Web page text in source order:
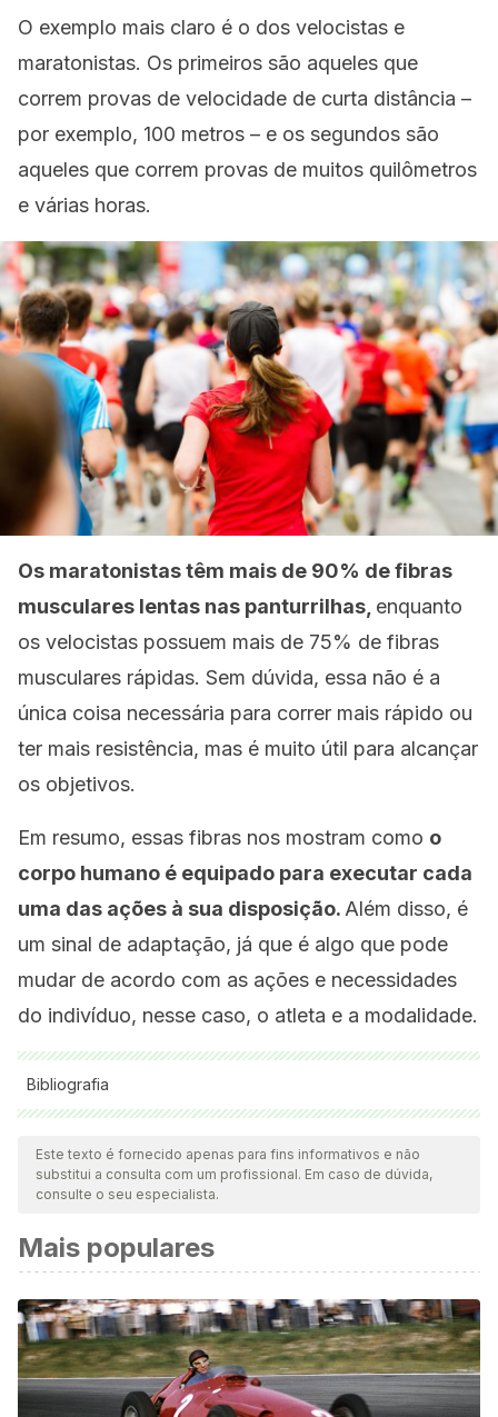
O exemplo mais claro é o dos velocistas e
maratonistas. Os primeiros são aqueles que
correm provas de velocidade de curta distância –
por exemplo, 100 metros – e os segundos são
aqueles que correm provas de muitos quilômetros
e várias horas.
Os maratonistas têm mais de 90% de fibras
musculares lentas nas panturrilhas, enquanto
os velocistas possuem mais de 75% de fibras
musculares rápidas. Sem dúvida, essa não é a
única coisa necessária para correr mais rápido ou
ter mais resistência, mas é muito útil para alcançar
os objetivos.
Em resumo, essas fibras nos mostram como o
corpo humano é equipado para executar cada
uma das ações à sua disposição. Além disso, é
um sinal de adaptação, já que é algo que pode
mudar de acordo com as ações e necessidades
do indivíduo, nesse caso, o atleta e a modalidade.
Bibliografia
Todas as fontes citadas foram minuciosamente revisadas por
nossa equipe para garantir sua qualidade, confiabilidade,
atualidade e validade. A bibliografia deste artigo foi
cientificamente.
Sachlos, E., & Auguste, D. (2008). Contracción Muscular.
Biomaterials.
Minamoto, V. (2005). Classificação e adaptações das fibras
musculares: uma revisão; Classification and adaptation of
muscle fibers: a review.Fisioter. Pesqui,12 (3), 50–55.
Este texto é fornecido apenas para fins informativos e não
substitui a consulta com um profissional. Em caso de dúvida,
consulte o seu especialista.
Mais populares